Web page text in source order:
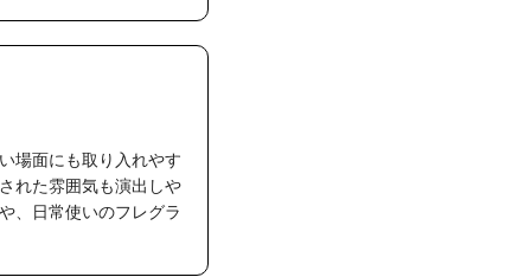
場面にも取り入れやす
れた雰囲気も演出しや
、日常使いのフレグラ